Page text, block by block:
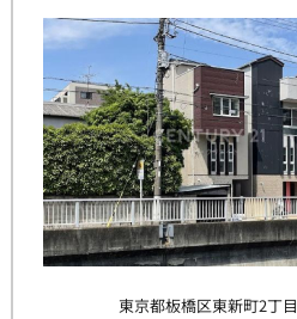
東京都板橋区東新町2丁目